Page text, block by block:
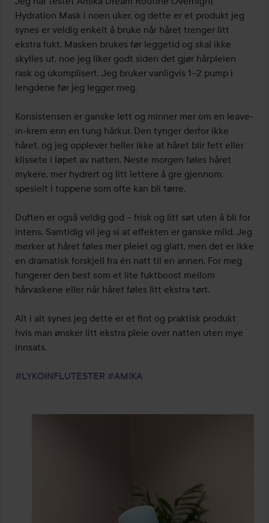
5
Hydration Mask i noen uker, og dette er et produkt jeg
synes er veldig enkelt å bruke når håret trenger litt
ekstra fukt. Masken brukes før leggetid og skal ikke
skylles ut, noe jeg liker godt siden det gjør hårpleien
rask og ukomplisert. Jeg bruker vanligvis 1–2 pump i
lengdene før jeg legger meg.
Konsistensen er ganske lett og minner mer om en leave-
in-krem enn en tung hårkur. Den tynger derfor ikke
håret, og jeg opplever heller ikke at håret blir fett eller
klissete i løpet av natten. Neste morgen føles håret
mykere, mer hydrert og litt lettere å gre gjennom,
spesielt i tuppene som ofte kan bli tørre.
Duften er også veldig god – frisk og litt søt uten å bli for
intens. Samtidig vil jeg si at effekten er ganske mild. Jeg
merker at håret føles mer pleiet og glatt, men det er ikke
en dramatisk forskjell fra én natt til en annen. For meg
fungerer den best som et lite fuktboost mellom
hårvaskene eller når håret føles litt ekstra tørt.
Alt i alt synes jeg dette er et fint og praktisk produkt
hvis man ønsker litt ekstra pleie over natten uten mye
innsats.
#LYKOINFLUTESTER #AMIKA